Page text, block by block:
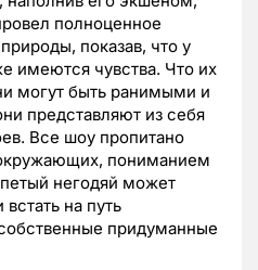
полноценное
показав, что у
имеются чувства. Что их
могут быть ранимыми и
представляют из себя
Все шоу пропитано
пониманием
негодяй может
на путь
придуманные